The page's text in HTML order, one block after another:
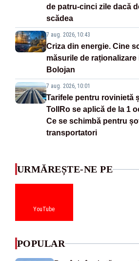
de patru-cinci zile dacă
scădea
7 aug. 2026, 10:43
Criza din energie. Cine
măsurile de raționalizare
Bolojan
7 aug. 2026, 10:01
Tarifele pentru rovinietă
TollRo se aplică de la 1
Ce se schimbă pentru
transportatori
URMĂREȘTE-NE PE
YouTube
POPULAR